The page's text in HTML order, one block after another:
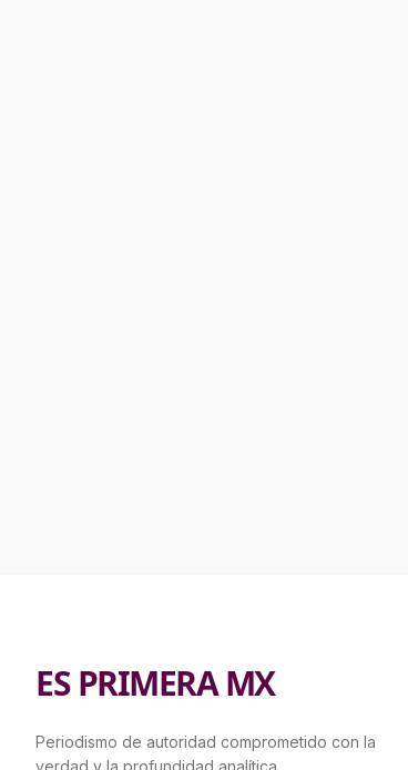
ES PRIMERA MX
Periodismo de autoridad comprometido con la
verdad y la profundidad analítica.